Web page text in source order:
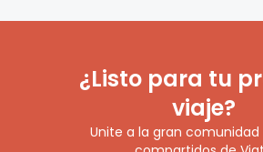
¿Listo para tu
viaje?
Unite a la gran comunidad